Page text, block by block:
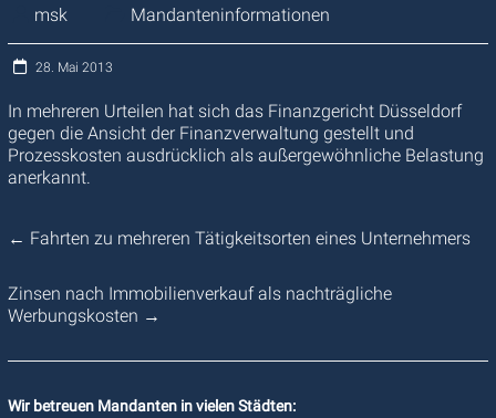
msk Mandanteninformationen
28. Mai 2013
In mehreren Urteilen hat sich das Finanzgericht Düsseldorf
gegen die Ansicht der Finanzverwaltung gestellt und
Prozesskosten ausdrücklich als außergewöhnliche Belastung
anerkannt.
← Fahrten zu mehreren Tätigkeitsorten eines Unternehmers
Zinsen nach Immobilienverkauf als nachträgliche
Werbungskosten →
Wir betreuen Mandanten in vielen Städten: